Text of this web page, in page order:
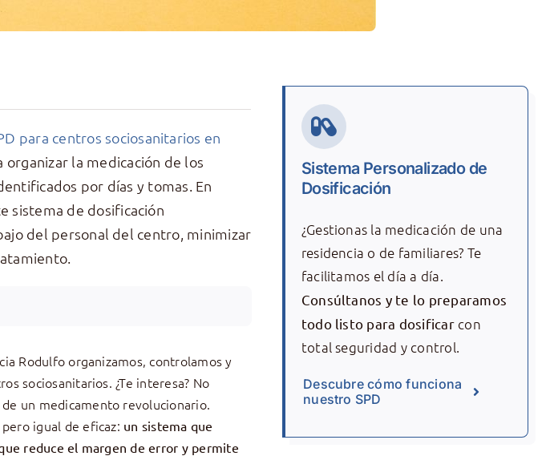
para centros sociosanitarios en
organizar la medicación de los
por días y tomas. En
sistema de dosificación
del personal del centro, minimizar
Rodulfo organizamos, controlamos y
sociosanitarios. ¿Te interesa? No
un medicamento revolucionario.
igual de eficaz: un sistema que
reduce el margen de error y permite
Sistema Personalizado de
Dosificación
¿Gestionas la medicación de una
residencia o de familiares? Te
facilitamos el día a día.
Consúltanos y te lo preparamos
todo listo para dosificar con
total seguridad y control.
Descubre cómo funciona
nuestro SPD